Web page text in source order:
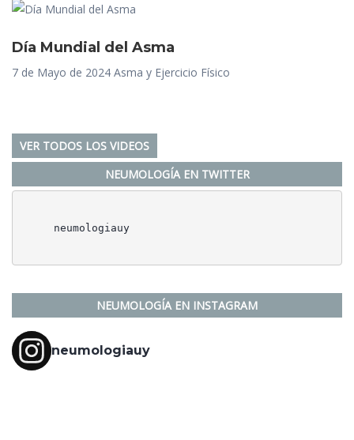
Día Mundial del Asma
7 de Mayo de 2024 Asma y Ejercicio Físico
VER TODOS LOS VIDEOS
NEUMOLOGÍA EN TWITTER
     neumologiauy
NEUMOLOGÍA EN INSTAGRAM
neumologiauy